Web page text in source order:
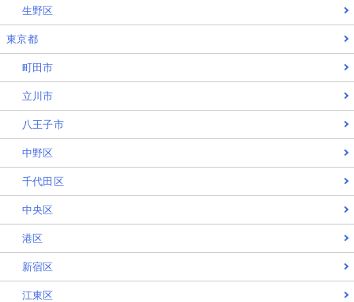
生野区
東京都
町田市
立川市
八王子市
中野区
千代田区
中央区
港区
新宿区
江東区